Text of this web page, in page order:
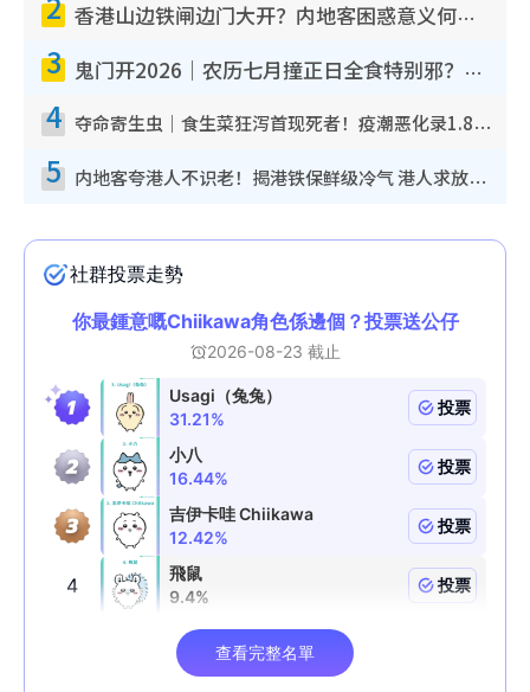
香港山边铁闸边门大开？内地客困惑意义何在！网友神回复：这种叫法理性防御
3 鬼门开2026｜农历七月撞正日全食特别邪？专家警告切忌做一事！揭4大禁忌+2招保平安
4 夺命寄生虫｜食生菜狂泻首现死者！疫潮恶化录1.8万宗病例 揭洗菜3大谬误
5 内地客夸港人不识老！揭港铁保鲜级冷气 港人求放过：别投诉